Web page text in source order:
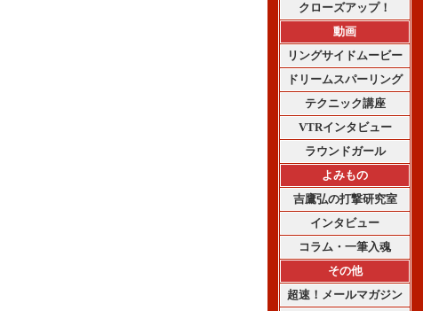
クローズアップ！
動画
リングサイドムービー
ドリームスパーリング
テクニック講座
VTRインタビュー
ラウンドガール
よみもの
吉鷹弘の打撃研究室
インタビュー
コラム・一筆入魂
その他
超速！メールマガジン